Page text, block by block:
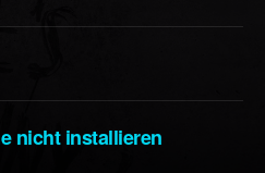
nicht installieren